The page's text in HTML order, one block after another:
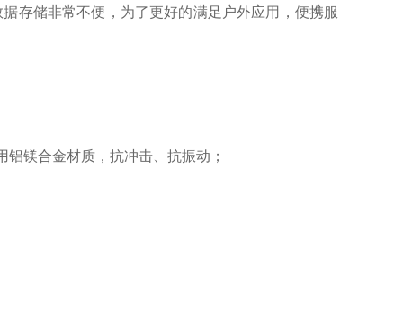
存储非常不便，为了更好的满足户外应用，便携服
镁合金材质，抗冲击、抗振动；